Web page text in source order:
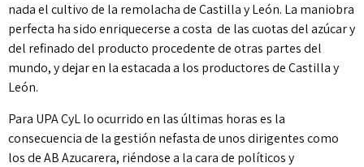
nada el cultivo de la remolacha de Castilla y León. La maniobra
perfecta ha sido enriquecerse a costa de las cuotas del azúcar y
del refinado del producto procedente de otras partes del
mundo, y dejar en la estacada a los productores de Castilla y
León.
Para UPA CyL lo ocurrido en las últimas horas es la
consecuencia de la gestión nefasta de unos dirigentes como
los de AB Azucarera, riéndose a la cara de políticos y